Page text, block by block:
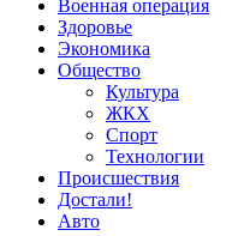
Военная операция
Здоровье
Экономика
Общество
Культура
ЖКХ
Спорт
Технологии
Происшествия
Достали!
Авто